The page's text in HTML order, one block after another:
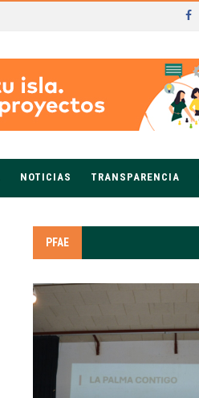
NOTICIAS TRANSPARENCIA
PFAE